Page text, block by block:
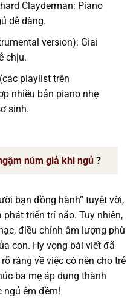
Clayderman: Piano
dễ dàng.
version): Giai
chịu.
playlist trên
nhiều bản piano nhẹ
sinh.
núm giả khi ngủ ?
bạn đồng hành” tuyệt vời,
triển trí não. Tuy nhiên,
điều chỉnh âm lượng phù
con. Hy vọng bài viết đã
ràng về việc có nên cho trẻ
ba mẹ áp dụng thành
ngủ êm đềm!